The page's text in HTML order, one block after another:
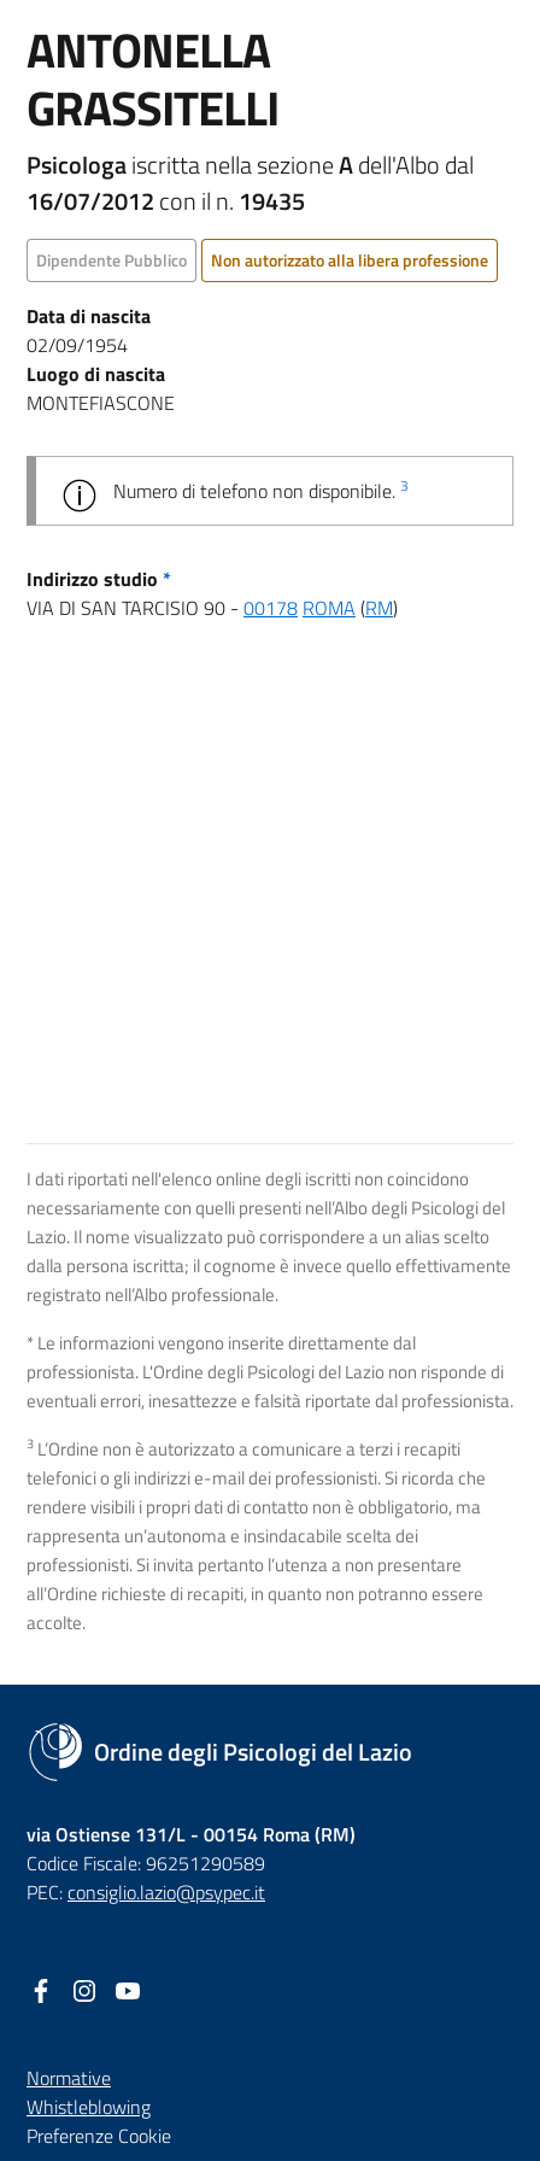
ANTONELLA
GRASSITELLI
Psicologaiscritta nella sezioneAdell'Albo dal
16/07/2012con il n. 19435
Dipendente Pubblico Non autorizzato alla libera professione
Data di nascita
02/09/1954
Luogo di nascita
MONTEFIASCONE
Numero di telefono non disponibile. 3
Indirizzo studio *
VIA DI SAN TARCISIO 90 - 00178 ROMA (RM)
I dati riportati nell'elenco online degli iscritti non coincidono
necessariamente con quelli presenti nell’Albo degli Psicologi del
Lazio. Il nome visualizzato può corrispondere a un alias scelto
dalla persona iscritta; il cognome è invece quello effettivamente
registrato nell’Albo professionale.
* Le informazioni vengono inserite direttamente dal
professionista. L'Ordine degli Psicologi del Lazio non risponde di
eventuali errori, inesattezze e falsità riportate dal professionista.
3 L’Ordine non è autorizzato a comunicare a terzi i recapiti
telefonici o gli indirizzi e-mail dei professionisti. Si ricorda che
rendere visibili i propri dati di contatto non è obbligatorio, ma
rappresenta un’autonoma e insindacabile scelta dei
professionisti. Si invita pertanto l’utenza a non presentare
all’Ordine richieste di recapiti, in quanto non potranno essere
accolte.
Ordine degli Psicologi del Lazio
via Ostiense 131/L - 00154 Roma (RM)
Codice Fiscale: 96251290589
PEC:consiglio.lazio@psypec.it
Facebook
(nuova scheda - new tab)
Instagram
(nuova scheda - new tab)
Normative
Whistleblowing(nuova scheda - new tab)
Preferenze Cookie